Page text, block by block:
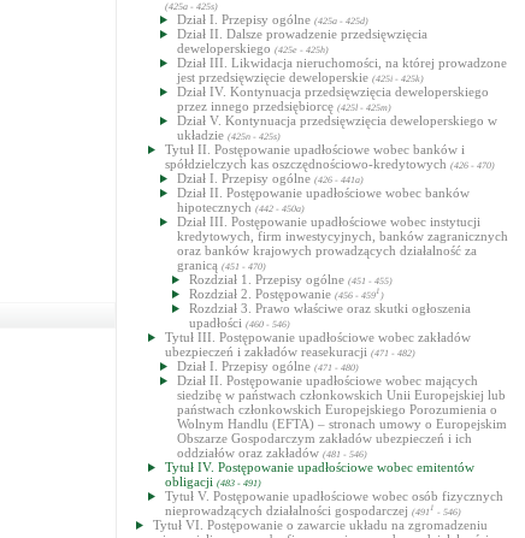
(425a - 425s)
Dział I. Przepisy ogólne (425a - 425d)
Dział II. Dalsze prowadzenie przedsięwzięcia
deweloperskiego (425e - 425h)
Dział III. Likwidacja nieruchomości, na której prowadzone
jest przedsięwzięcie deweloperskie (425i - 425k)
Dział IV. Kontynuacja przedsięwzięcia deweloperskiego
przez innego przedsiębiorcę (425l - 425m)
Dział V. Kontynuacja przedsięwzięcia deweloperskiego w
układzie (425n - 425s)
Tytuł II. Postępowanie upadłościowe wobec banków i
spółdzielczych kas oszczędnościowo-kredytowych (426 - 470)
Dział I. Przepisy ogólne (426 - 441a)
Dział II. Postępowanie upadłościowe wobec banków
hipotecznych (442 - 450a)
Dział III. Postępowanie upadłościowe wobec instytucji
kredytowych, firm inwestycyjnych, banków zagranicznych
oraz banków krajowych prowadzących działalność za
granicą (451 - 470)
Rozdział 1. Przepisy ogólne (451 - 455)
Rozdział 2. Postępowanie (456 - 4591 )
Rozdział 3. Prawo właściwe oraz skutki ogłoszenia
upadłości (460 - 546)
Tytuł III. Postępowanie upadłościowe wobec zakładów
ubezpieczeń i zakładów reasekuracji (471 - 482)
Dział I. Przepisy ogólne (471 - 480)
Dział II. Postępowanie upadłościowe wobec mających
siedzibę w państwach członkowskich Unii Europejskiej lub
państwach członkowskich Europejskiego Porozumienia o
Wolnym Handlu (EFTA) – stronach umowy o Europejskim
Obszarze Gospodarczym zakładów ubezpieczeń i ich
oddziałów oraz zakładów (481 - 546)
Tytuł IV. Postępowanie upadłościowe wobec emitentów
obligacji (483 - 491)
Tytuł V. Postępowanie upadłościowe wobec osób fizycznych
nieprowadzących działalności gospodarczej (491 1 - 546)
Tytuł VI. Postępowanie o zawarcie układu na zgromadzeniu